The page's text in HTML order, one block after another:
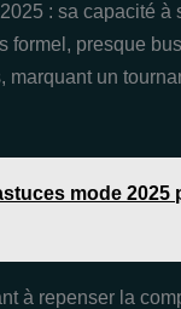
: sa capacité à
formel, presque
un
mode 2025
à repenser la